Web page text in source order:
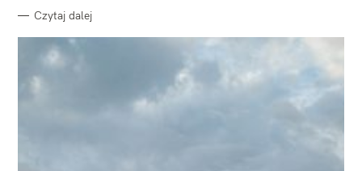
Czytaj dalej